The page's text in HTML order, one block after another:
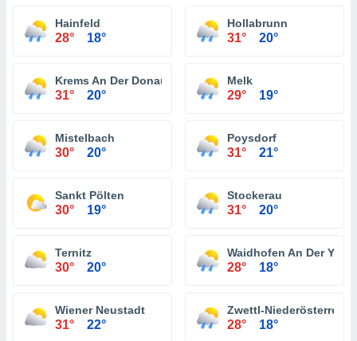
Hainfeld
28° 18°
Hollabrunn
31° 20°
Krems An Der Donau
31° 20°
Melk
29° 19°
Mistelbach
30° 20°
Poysdorf
31° 21°
Sankt Pölten
30° 19°
Stockerau
31° 20°
Ternitz
30° 20°
Waidhofen An Der Ybbs
28° 18°
Wiener Neustadt
31° 22°
Zwettl-Niederösterreich
28° 18°